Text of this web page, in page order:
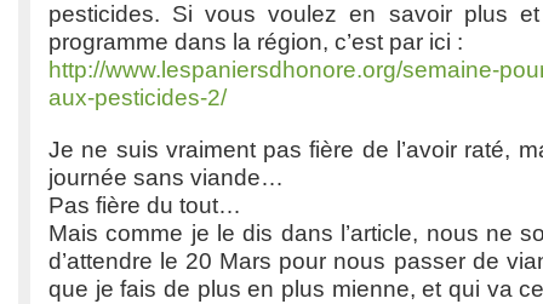
pesticides. Si vous voulez en savoir plus
programme dans la région, c’est par ici :
http://www.lespaniersdhonore.org/semaine-
aux-pesticides-2/
Je ne suis vraiment pas fière de l’avoir raté,
journée sans viande…
Pas fière du tout…
Mais comme je le dis dans l’article, nous ne
d’attendre le 20 Mars pour nous passer de
que je fais de plus en plus mienne, et qui va